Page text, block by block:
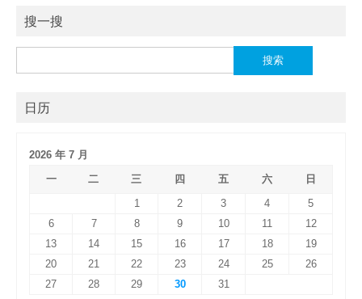
搜一搜
索：
日历
2026 年 7 月
一
二 三 四 五 六
日
1
2 3 4
5
6
7 8 9 10 11
12
13
14 15 16 17 18
19
20
21 22 23 24 25
26
27
28 29 30
31